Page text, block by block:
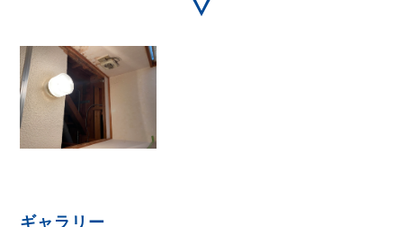
ギャラリー